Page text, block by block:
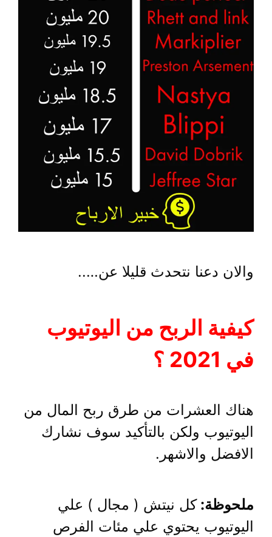
والان دعنا نتحدث قليلا عن…..
كيفية الربح من اليوتيوب
في 2021 ؟
هناك العشرات من طرق ربح المال من
اليوتيوب ولكن بالتأكيد سوف نشارك
الافضل والاشهر.
ملحوظة:كل نيتش ( مجال ) علي
اليوتيوب يحتوي علي مئات الفرص